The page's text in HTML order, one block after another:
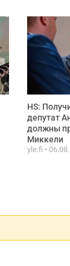
HS:
депутат
должны
Миккели
yle.fi